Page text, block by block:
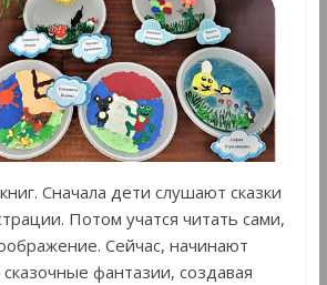
Сначала дети слушают сказки
Потом учатся читать сами,
Сейчас, начинают
фантазии, создавая